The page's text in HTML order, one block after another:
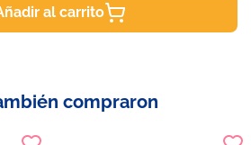
al carrito
compraron